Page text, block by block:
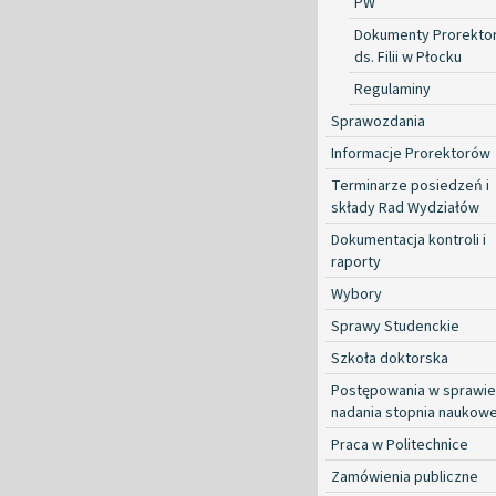
Dokumenty
ds. Filii w Płocku
Regulaminy
Sprawozdania
Informacje Prorektorów
Terminarze posiedzeń i
składy Rad Wydziałów
Dokumentacja kontroli i
raporty
Wybory
Sprawy Studenckie
Szkoła doktorska
Postępowania w sprawie
nadania stopnia
Praca w Politechnice
Zamówienia publiczne